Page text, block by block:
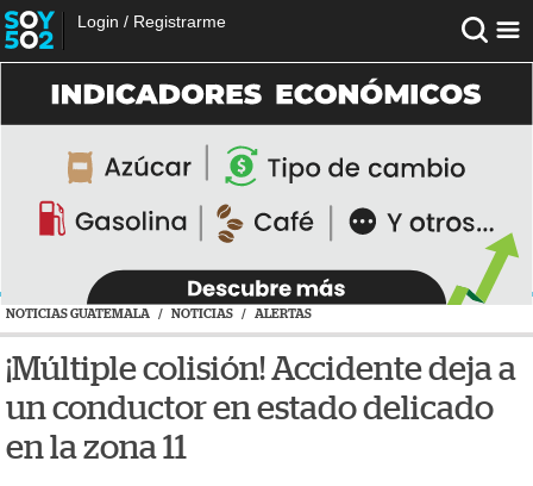
Login / Registrarme
NOTICIAS GUATEMALA / NOTICIAS / ALERTAS
¡Múltiple colisión! Accidente deja a
un conductor en estado delicado
en la zona 11